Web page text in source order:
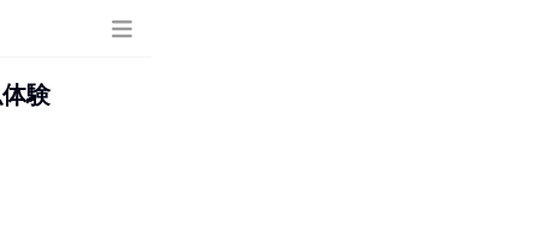
験